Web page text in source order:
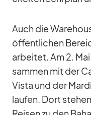
Auch die
öf­fent­li­chen
ar­bei­tet. Am 2.
sam­men mit der
Vista und der
lau­fen. Dort